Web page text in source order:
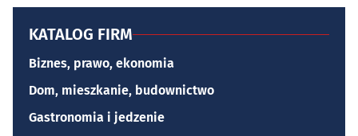
KATALOG FIRM
Biznes, prawo, ekonomia
Dom, mieszkanie, budownictwo
Gastronomia i jedzenie